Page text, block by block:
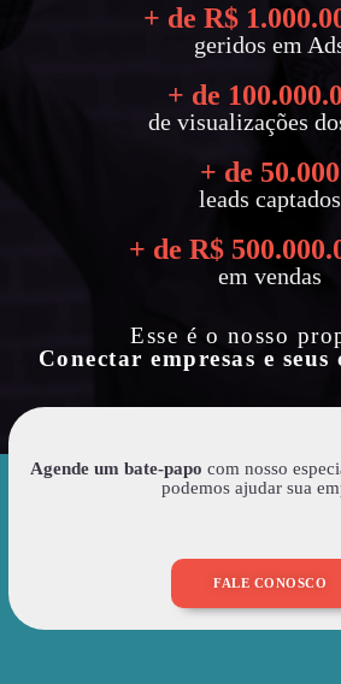
+ de R$
geridos em
+ de
de visualizações
+ de 50.000
leads captados
+ de R$
em vendas
Esse é o nosso
Conectar empresas e seus
Agende um bate-papo com nosso
podemos ajudar sua
FALE CONOSCO